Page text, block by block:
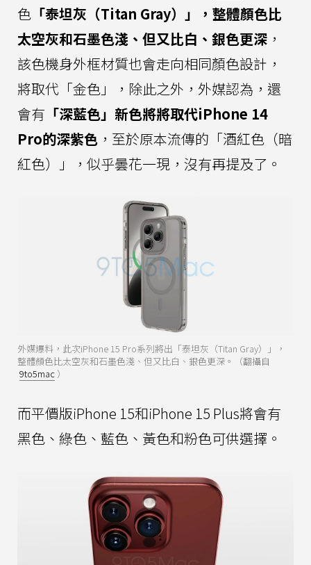
色 「泰坦灰（Titan Gray）」，整體顏色比
太空灰和石墨色淺、但又比白、銀色更深 ，
該色機身外框材質也會走向相同顏色設計，
將取代「金色」，除此之外，外媒認為，還
會有 「深藍色」新色將將取代iPhone 14
Pro的深紫色 ，至於原本流傳的「酒紅色（暗
紅色）」，似乎曇花一現，沒有再提及了。
外媒爆料，此次iPhone 15 Pro系列將出「泰坦灰（Titan Gray）」，
整體顏色比太空灰和石墨色淺、但又比白、銀色更深。（翻攝自
9to5mac ）
而平價版iPhone 15和iPhone 15 Plus將會有
黑色、綠色、藍色、黃色和粉色可供選擇。